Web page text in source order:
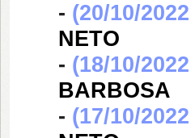
- (20/10/
NETO
- (18/10/
BARBOSA
- (17/10/